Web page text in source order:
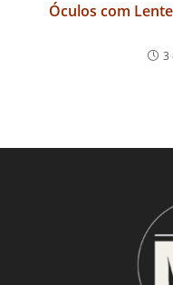
Óculos com
3